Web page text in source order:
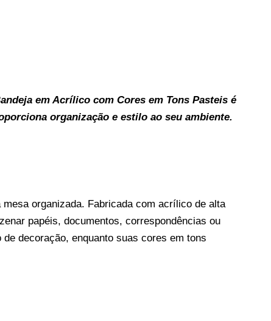
em Acrílico com Cores em Tons Pasteis é
organização e estilo ao seu ambiente.
organizada. Fabricada com acrílico de alta
papéis, documentos, correspondências ou
decoração, enquanto suas cores em tons